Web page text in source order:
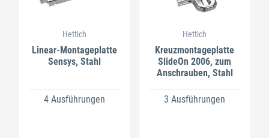
Hettich
Linear-Montageplatte
Sensys, Stahl
4 Ausführungen
Hettich
Kreuzmontageplatte
SlideOn 2006, zum
Anschrauben, Stahl
3 Ausführungen